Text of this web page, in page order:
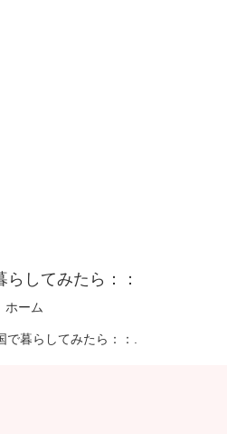
らしてみたら：：
ホーム
暮らしてみたら：：.